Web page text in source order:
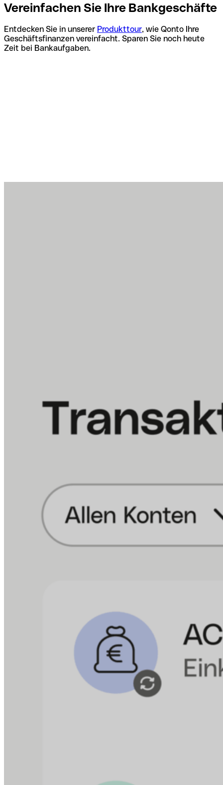
Vereinfachen Sie Ihre Bankgeschäfte
Entdecken Sie in unserer Produkttour, wie Qonto Ihre
Geschäftsfinanzen vereinfacht. Sparen Sie noch heute
Zeit bei Bankaufgaben.